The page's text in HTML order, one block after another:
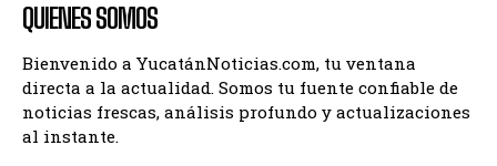
QUIENES SOMOS
Bienvenido a YucatánNoticias.com, tu ventana
directa a la actualidad. Somos tu fuente confiable de
noticias frescas, análisis profundo y actualizaciones
al instante.